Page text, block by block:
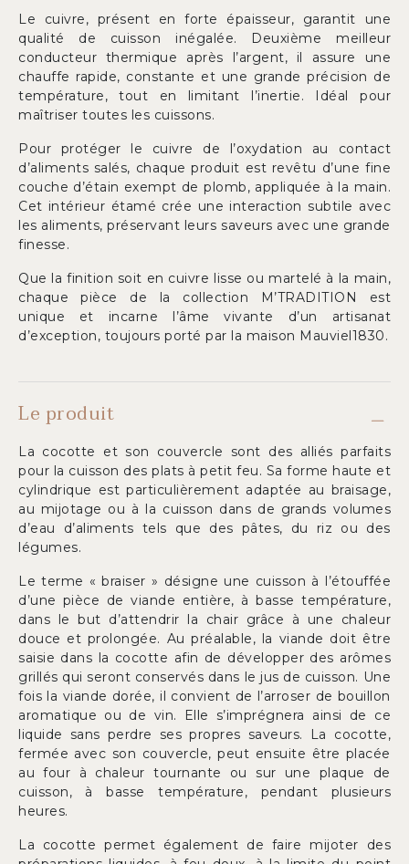
Le cuivre, présent en forte épaisseur, garantit une
qualité de cuisson inégalée. Deuxième meilleur
conducteur thermique après l’argent, il assure une
chauffe rapide, constante et une grande précision de
température, tout en limitant l’inertie. Idéal pour
maîtriser toutes les cuissons.
Pour protéger le cuivre de l’oxydation au contact
d’aliments salés, chaque produit est revêtu d’une fine
couche d’étain exempt de plomb, appliquée à la main.
Cet intérieur étamé crée une interaction subtile avec
les aliments, préservant leurs saveurs avec une grande
finesse.
Que la finition soit en cuivre lisse ou martelé à la main,
chaque pièce de la collection M’TRADITION est
unique et incarne l’âme vivante d’un artisanat
d’exception, toujours porté par la maison Mauviel1830.
Le produit
La cocotte et son couvercle sont des alliés parfaits
pour la cuisson des plats à petit feu. Sa forme haute et
cylindrique est particulièrement adaptée au braisage,
au mijotage ou à la cuisson dans de grands volumes
d’eau d’aliments tels que des pâtes, du riz ou des
légumes.
Le terme « braiser » désigne une cuisson à l’étouffée
d’une pièce de viande entière, à basse température,
dans le but d’attendrir la chair grâce à une chaleur
douce et prolongée. Au préalable, la viande doit être
saisie dans la cocotte afin de développer des arômes
grillés qui seront conservés dans le jus de cuisson. Une
fois la viande dorée, il convient de l’arroser de bouillon
aromatique ou de vin. Elle s’imprégnera ainsi de ce
liquide sans perdre ses propres saveurs. La cocotte,
fermée avec son couvercle, peut ensuite être placée
au four à chaleur tournante ou sur une plaque de
cuisson, à basse température, pendant plusieurs
heures.
La cocotte permet également de faire mijoter des